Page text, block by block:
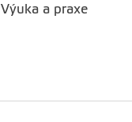
Výuka a praxe